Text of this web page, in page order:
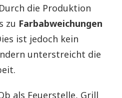
die Produktion
zu Farbabweichungen
ist jedoch kein
unterstreicht die
als Feuerstelle, Grill